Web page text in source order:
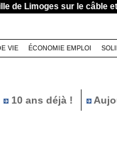
de Limoges sur le câble
VIE ÉCONOMIE EMPLOI
10 ans déjà !